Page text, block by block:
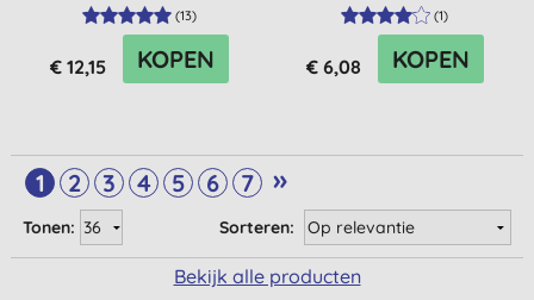
(13)
€ 12,15 KOPEN
(1)
€ 6,08 KOPEN
1 2 3 4 5 6 7 »
Sorteren:
Tonen:
Bekijk alle producten